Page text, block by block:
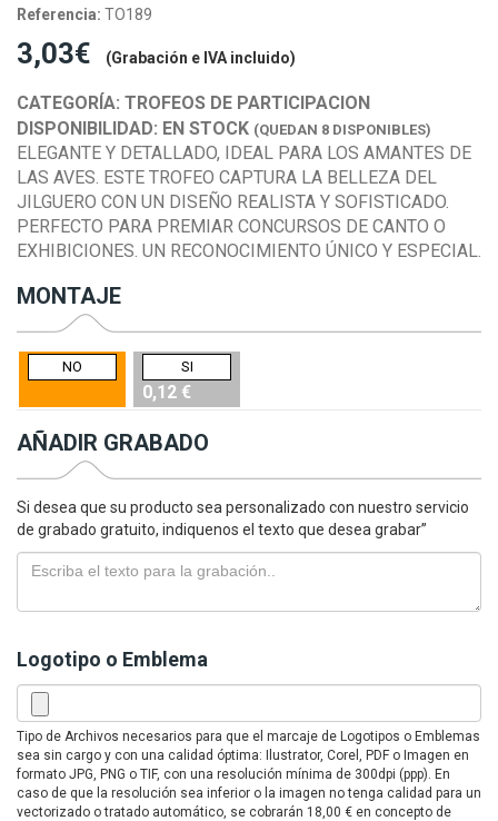
Referencia: TO189
3,03€ (Grabación e IVA incluido)
CATEGORÍA: TROFEOS DE PARTICIPACION
DISPONIBILIDAD: EN STOCK (QUEDAN 8 DISPONIBLES)
ELEGANTE Y DETALLADO, IDEAL PARA LOS AMANTES DE
LAS AVES. ESTE TROFEO CAPTURA LA BELLEZA DEL
JILGUERO CON UN DISEÑO REALISTA Y SOFISTICADO.
PERFECTO PARA PREMIAR CONCURSOS DE CANTO O
EXHIBICIONES. UN RECONOCIMIENTO ÚNICO Y ESPECIAL.
MONTAJE
NO SI
0,12 €
AÑADIR GRABADO
Si desea que su producto sea personalizado con nuestro servicio
de grabado gratuito, indiquenos el texto que desea grabar”
Logotipo o Emblema
Tipo de Archivos necesarios para que el marcaje de Logotipos o Emblemas
sea sin cargo y con una calidad óptima: Ilustrator, Corel, PDF o Imagen en
formato JPG, PNG o TIF, con una resolución mínima de 300dpi (ppp). En
caso de que la resolución sea inferior o la imagen no tenga calidad para un
vectorizado o tratado automático, se cobrarán 18,00 € en concepto de